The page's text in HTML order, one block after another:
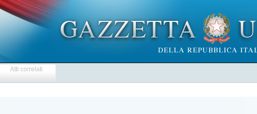
Atti correlati